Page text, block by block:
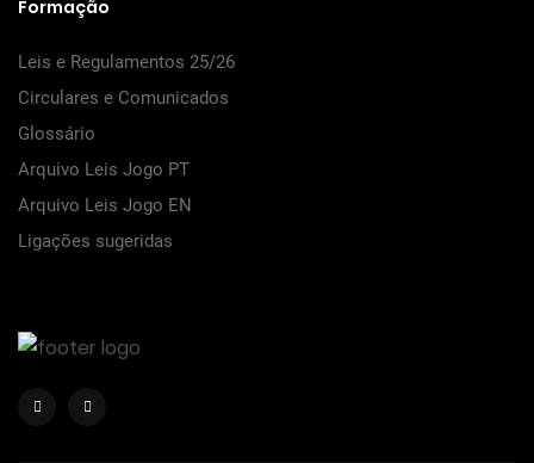
Formação
Leis e Regulamentos 25/26
Circulares e Comunicados
Glossário
Arquivo Leis Jogo PT
Arquivo Leis Jogo EN
Ligações sugeridas